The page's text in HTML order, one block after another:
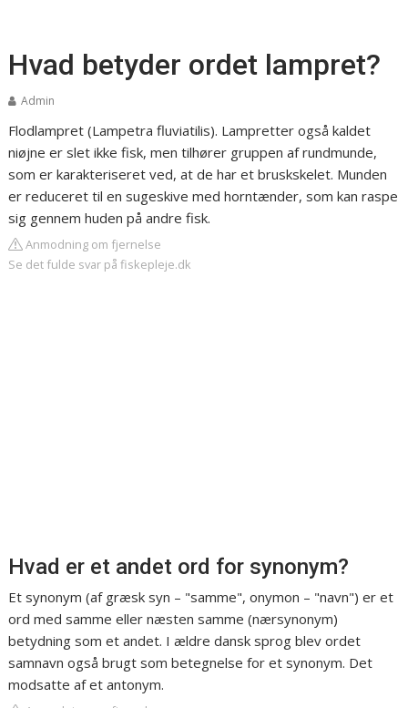
Hvad betyder ordet lampret?
Admin
Flodlampret (Lampetra fluviatilis). Lampretter også kaldet
niøjne er slet ikke fisk, men tilhører gruppen af rundmunde,
som er karakteriseret ved, at de har et bruskskelet. Munden
er reduceret til en sugeskive med horntænder, som kan raspe
sig gennem huden på andre fisk.
Anmodning om fjernelse
Se det fulde svar på fiskepleje.dk
Hvad er et andet ord for synonym?
Et synonym (af græsk syn – "samme", onymon – "navn") er et
ord med samme eller næsten samme (nærsynonym)
betydning som et andet. I ældre dansk sprog blev ordet
samnavn også brugt som betegnelse for et synonym. Det
modsatte af et antonym.